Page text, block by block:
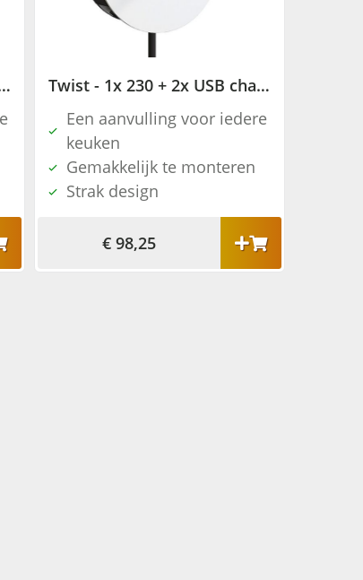
charger - Zwart mat
Twist - 1x 230 + 2x USB charger - Wit mat
Een aanvulling voor iedere
keuken
Gemakkelijk te monteren
Strak design
€ 98,25